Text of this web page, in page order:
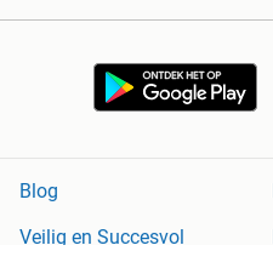
Blog
Veilig en Succesvol